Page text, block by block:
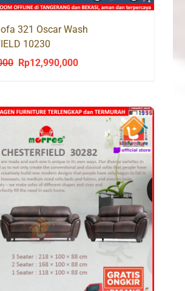
321 Oscar Wash
10230
Original
Rp13,900,000.
Rp12,990,000Current
Rp12,990,000.